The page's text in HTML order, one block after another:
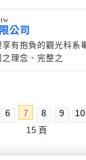
公司
有抱負的觀光科系
理念、完整之
6 7 8 9 10
15 頁